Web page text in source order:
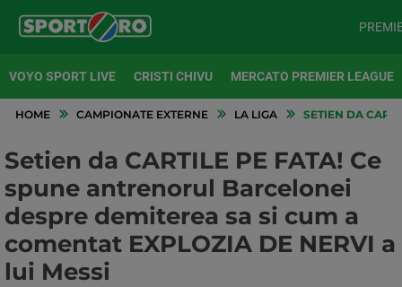
VOYO SPORT LIVE CRISTI CHIVU MERCATO PREMIER LEAGUE
HOME CAMPIONATE EXTERNE LA LIGA SETIEN DA
Setien da CARTILE PE FATA! Ce
spune antrenorul Barcelonei
despre demiterea sa si cum a
comentat EXPLOZIA DE NERVI a
lui Messi